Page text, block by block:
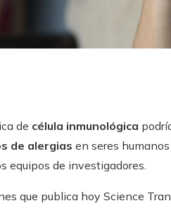
de célula inmunológica
de alergias en seres
equipos de investigadores.
que publica hoy Science